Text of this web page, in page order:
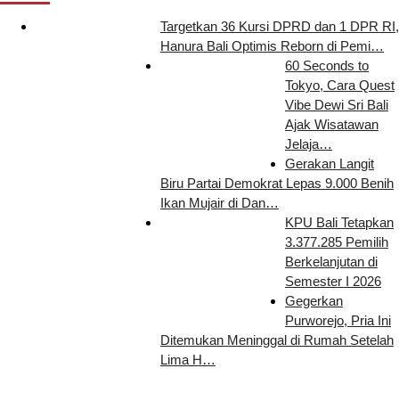
Targetkan 36 Kursi DPRD dan 1 DPR RI,
Hanura Bali Optimis Reborn di Pemi…
60 Seconds to
Tokyo, Cara Quest
Vibe Dewi Sri Bali
Ajak Wisatawan
Jelaja…
Gerakan Langit
Biru Partai Demokrat Lepas 9.000 Benih
Ikan Mujair di Dan…
KPU Bali Tetapkan
3.377.285 Pemilih
Berkelanjutan di
Semester I 2026
Gegerkan
Purworejo, Pria Ini
Ditemukan Meninggal di Rumah Setelah
Lima H…